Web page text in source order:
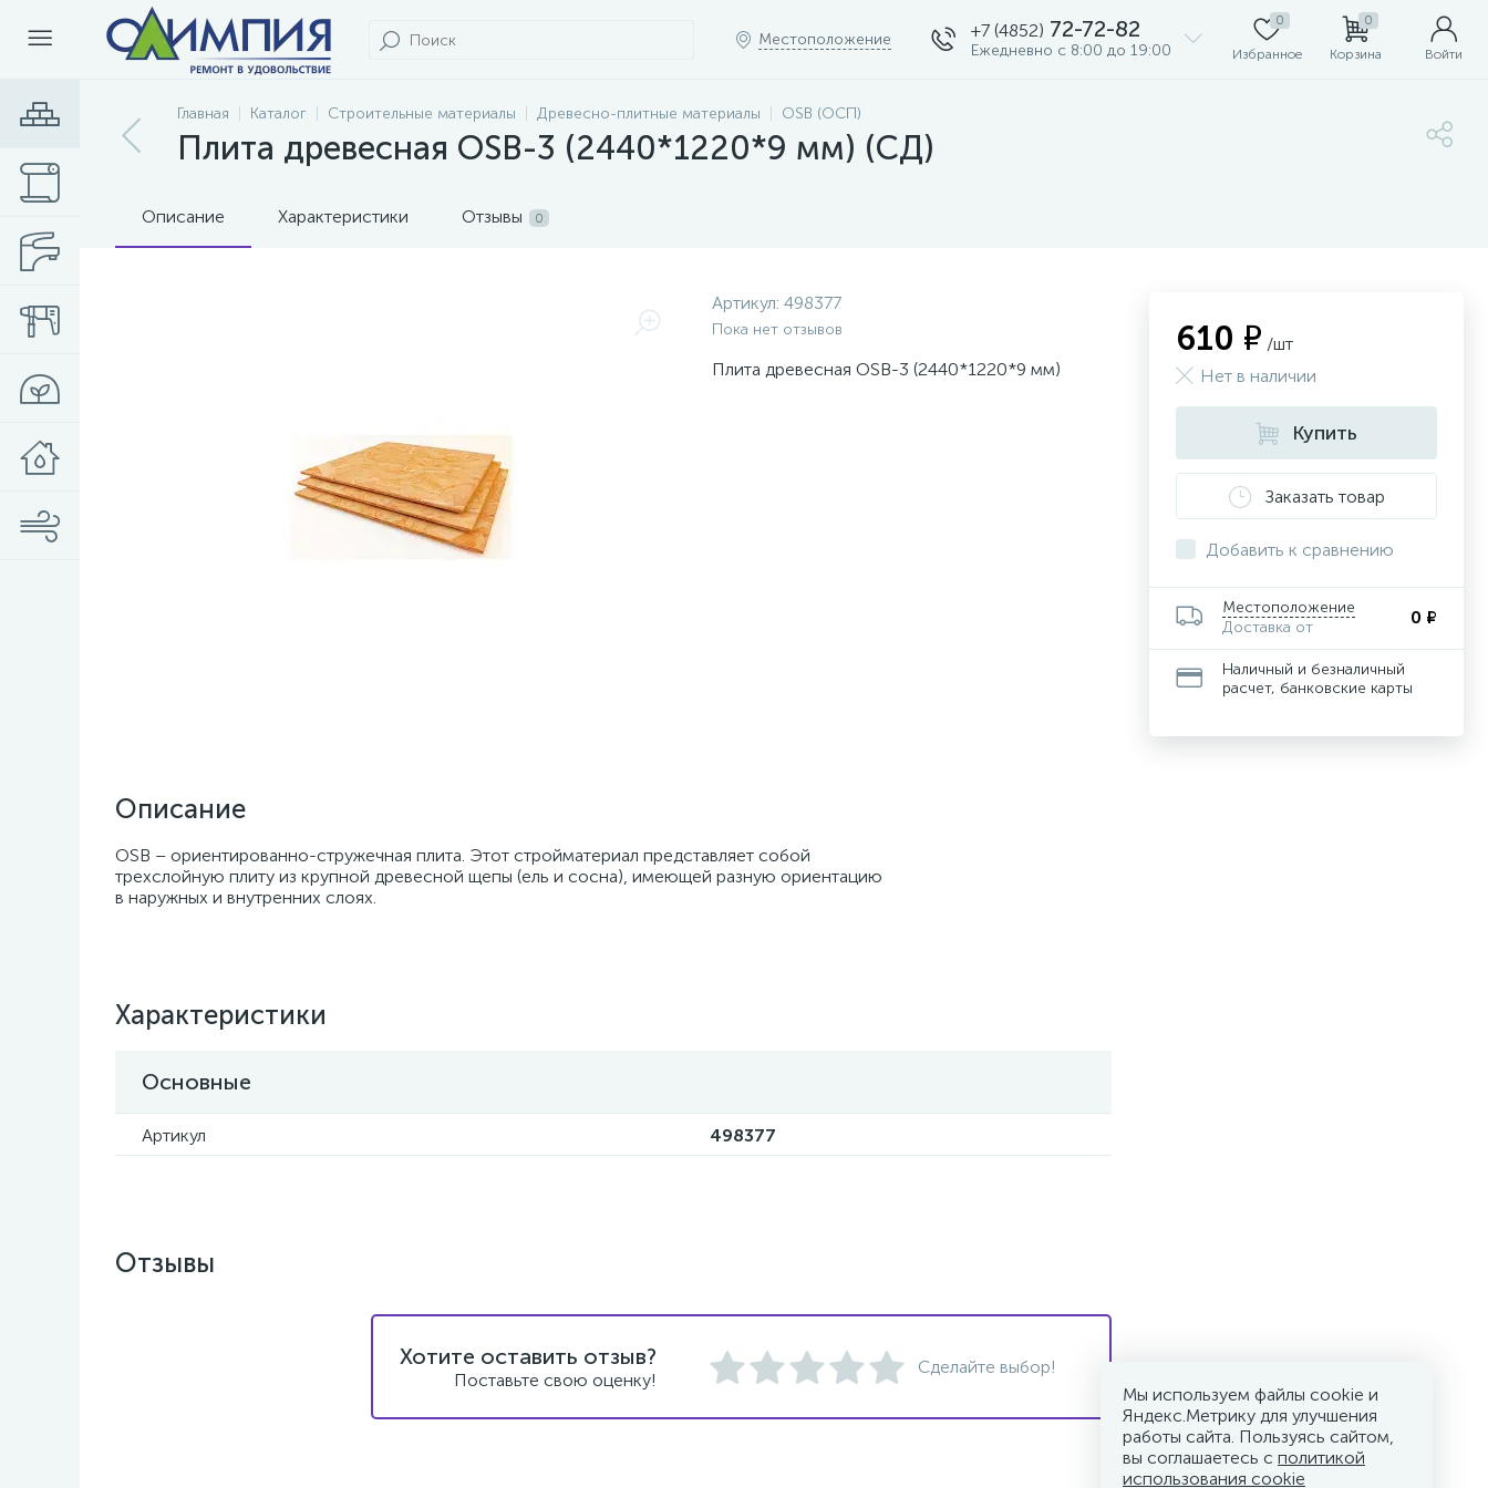
Местоположение +7 (4852) 72-72-82
Ежедневно с 8:00 до 19:00
0
Избранное
0
Корзина Войти
Главная Каталог Строительные материалы Древесно-плитные материалы OSB (ОСП)
Плита древесная OSB-3 (2440*1220*9 мм) (СД)
Описание Характеристики Отзывы 0
Артикул: 498377
Пока нет отзывов
Плита древесная OSB-3 (2440*1220*9 мм)
Описание
OSB – ориентированно-стружечная плита. Этот стройматериал представляет собой
трехслойную плиту из крупной древесной щепы (ель и сосна), имеющей разную ориентацию
в наружных и внутренних слоях.
Характеристики
Основные
Артикул 498377
610 ₽ /шт
Нет в наличии
Купить
Заказать товар
Добавить к сравнению
Местоположение
Доставка от
0 ₽
Наличный и безналичный
расчет, банковские карты
Отзывы
Хотите оставить отзыв?
Поставьте свою оценку!
Сделайте выбор!
Мы используем файлы cookie и
Яндекс.Метрику для улучшения
работы сайта. Пользуясь сайтом,
вы соглашаетесь с политикой
использования cookie